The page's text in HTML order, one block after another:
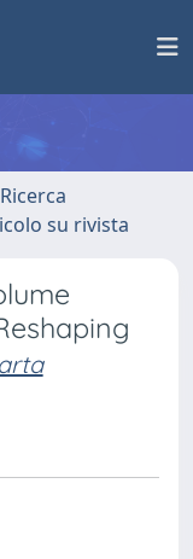
su rivista